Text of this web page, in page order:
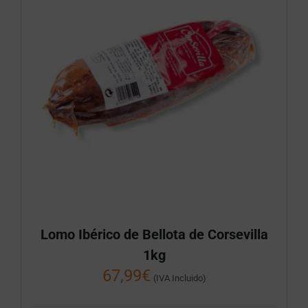
Lomo Ibérico de Bellota de Corsevilla
1kg
67,99€ (IVA Incluido)